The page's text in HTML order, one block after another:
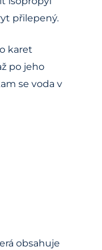
přilepený.
karet
po jeho
se voda v
obsahuje